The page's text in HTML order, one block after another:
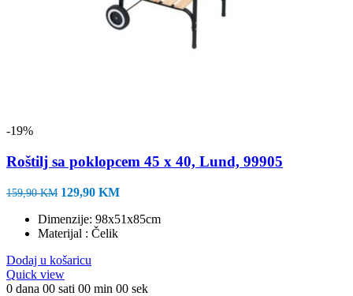
-19%
Roštilj sa poklopcem 45 x 40, Lund, 99905
159,90KM Izvorna
bila
je:
129,90 KMTrenutna
je:
Dimenzije: 98x51x85cm
Materijal : Čelik
Dodaj u košaricu
Quick view
0 dana 00 sati 00 min 00 sek